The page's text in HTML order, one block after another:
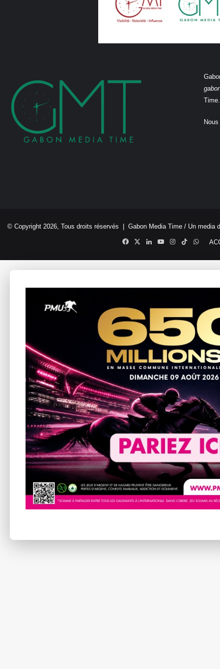
Time.
© Copyright 2026, Tous droits réservés | Gabon Media Time / Un media
Facebook
X LinkedinYouTubeInstagram
TikTok